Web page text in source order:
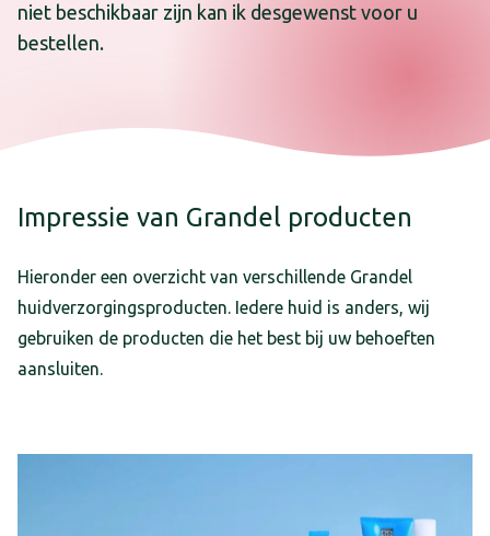
niet beschikbaar zijn kan ik desgewenst voor u
bestellen.
Impressie van Grandel producten
Hieronder een overzicht van verschillende Grandel
huidverzorgingsproducten. Iedere huid is anders, wij
gebruiken de producten die het best bij uw behoeften
aansluiten.